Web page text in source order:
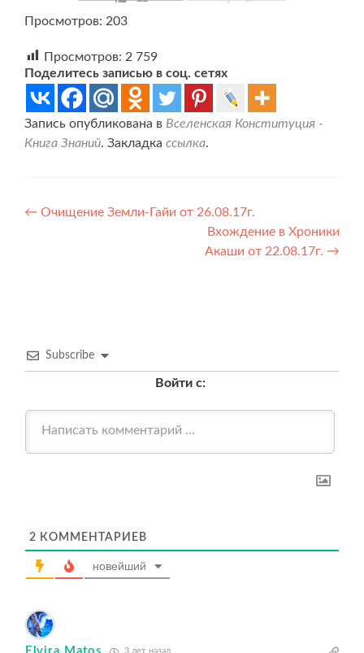
Просмотров: 203
Просмотров: 2 759
Поделитесь записью в соц. сетях
Запись опубликована в Вселенская Конституция -
Книга Знаний. Закладка ссылка.
Навигация
← Очищение Земли-Гайи от 26.08.17г.
Вхождение в Хроники
Акаши от 22.08.17г. →
Subscribe
Войти с:
2 КОММЕНТАРИЕВ
новейший
3 лет назад